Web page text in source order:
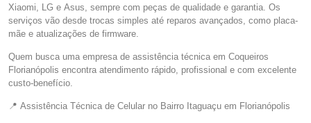
Xiaomi, LG e Asus, sempre com peças de qualidade e garantia. Os
serviços vão desde trocas simples até reparos avançados, como placa-
mãe e atualizações de firmware.
Quem busca uma empresa de assistência técnica em Coqueiros
Florianópolis encontra atendimento rápido, profissional e com excelente
custo-benefício.
📍 Assistência Técnica de Celular no Bairro Itaguaçu em Florianópolis